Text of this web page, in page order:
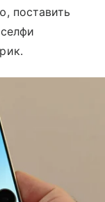
поставить